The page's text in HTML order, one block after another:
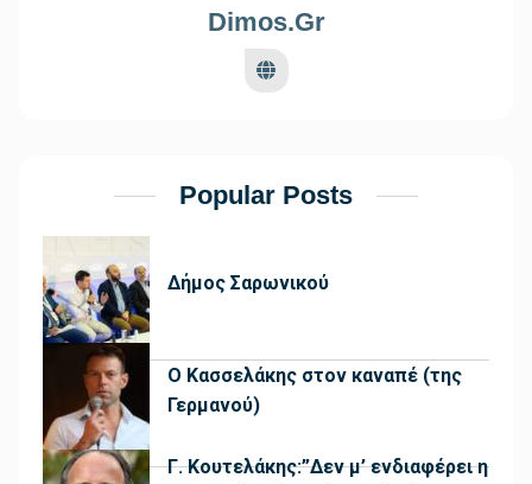
Dimos.gr
Popular Posts
Δήμος Σαρωνικού
Ο Κασσελάκης στον καναπέ (της
Γερμανού)
Γ. Κουτελάκης:”Δεν μ’ ενδιαφέρει η